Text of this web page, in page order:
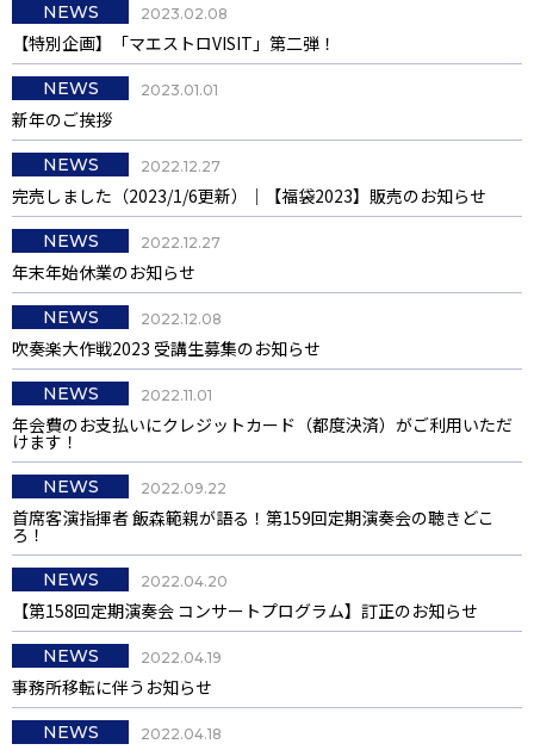
2023.02.08
NEWS
【特別企画】「マエストロVISIT」第二弾！
2023.01.01
NEWS
新年のご挨拶
2022.12.27
NEWS
完売しました（2023/1/6更新）｜【福袋2023】販売のお知らせ
2022.12.27
NEWS
年末年始休業のお知らせ
2022.12.08
NEWS
吹奏楽大作戦2023 受講生募集のお知らせ
2022.11.01
NEWS
年会費のお支払いにクレジットカード（都度決済）がご利用いただ
けます！
2022.09.22
NEWS
首席客演指揮者 飯森範親が語る！第159回定期演奏会の聴きどこ
ろ！
2022.04.20
NEWS
【第158回定期演奏会 コンサートプログラム】訂正のお知らせ
2022.04.19
NEWS
事務所移転に伴うお知らせ
2022.04.18
NEWS